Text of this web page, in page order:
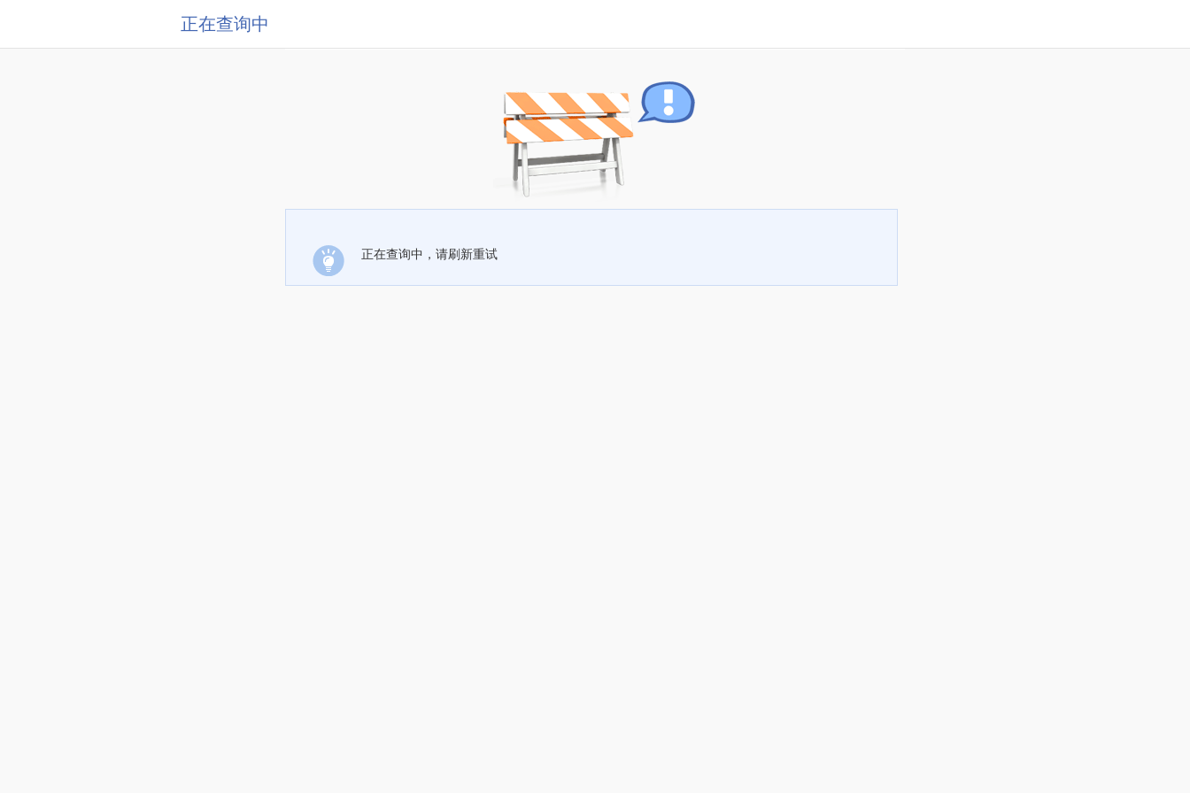
正在查询中
正在查询中，请刷新重试